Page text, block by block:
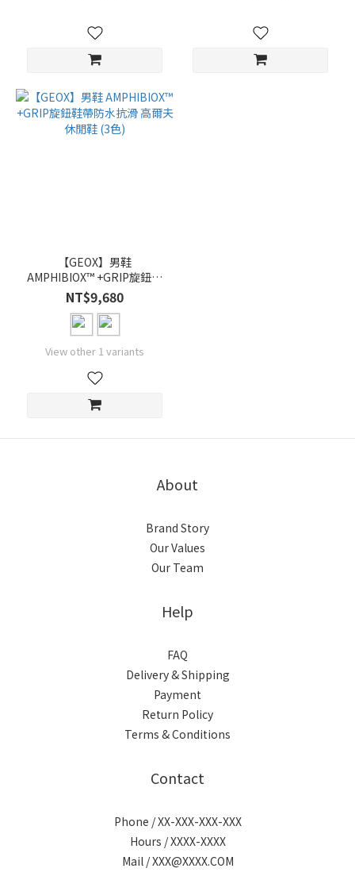
【GEOX】男鞋
AMPHIBIOX™ +GRIP旋鈕鞋
帶防水抗滑 高爾夫休閒鞋 (3
色)
NT$9,680
View other 1 variants
About
Brand Story
Our Values
Our Team
Help
FAQ
Delivery & Shipping
Payment
Return Policy
Terms & Conditions
Contact
Phone / XX-XXX-XXX-XXX
Hours / XXXX-XXXX
Mail / XXX@XXXX.COM